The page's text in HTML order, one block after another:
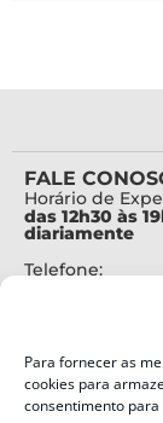
Para fornecer as
cookies para
consentimento
FALE
Horário de
das 12h30 às
diariamente
Telefone:
Alertas Defesa
SMS 40199